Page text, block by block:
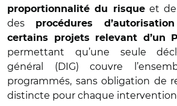
proportionnalité du risqueet de
des
procédures
certains projets relevant d’un
permettant qu’une seule
général (DIG) couvre
programmés, sans obligation de
distincte pour chaque